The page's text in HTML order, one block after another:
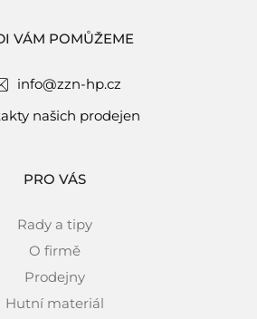
VÁM POMŮŽEME
info@zzn-hp.cz
našich prodejen
PRO VÁS
Rady a tipy
O firmě
Prodejny
Hutní materiál